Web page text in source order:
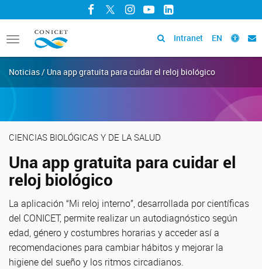
Facebook
TwitterInstagram
YouTubeLinkedIn
Toggle
navigation
Intranet EN
Noticias / Una app gratuita para cuidar el reloj biológico
CIENCIAS BIOLÓGICAS Y DE LA SALUD
Una app gratuita para cuidar el
reloj biológico
La aplicación “Mi reloj interno”, desarrollada por científicas
del CONICET, permite realizar un autodiagnóstico según
edad, género y costumbres horarias y acceder así a
recomendaciones para cambiar hábitos y mejorar la
higiene del sueño y los ritmos circadianos.